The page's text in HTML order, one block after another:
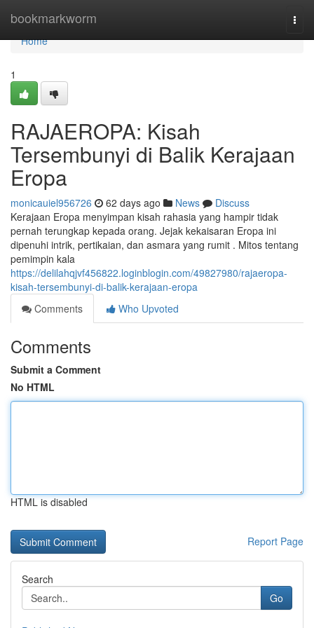
bookmarkworm
Home
Home
1
RAJAEROPA: Kisah
Tersembunyi di Balik Kerajaan
Eropa
monicauiel956726 62 days ago News
Discuss
Kerajaan Eropa menyimpan kisah rahasia yang hampir tidak
pernah terungkap kepada orang. Jejak kekaisaran Eropa ini
dipenuhi intrik, pertikaian, dan asmara yang rumit . Mitos tentang
pemimpin kala
https://delilahqjvf456822.loginblogin.com/49827980/rajaeropa-
kisah-tersembunyi-di-balik-kerajaan-eropa
Comments
Who Upvoted
Comments
Submit a Comment
No HTML
HTML is disabled
Report Page
Search
Go